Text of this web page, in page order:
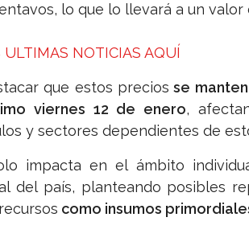
lo que lo llevará a un
ULTIMAS NOTICIAS AQUÍ
que estos precios se
viernes 12 de enero,
y sectores dependientes de
impacta en el ámbito
del país, planteando posibles
como insumos